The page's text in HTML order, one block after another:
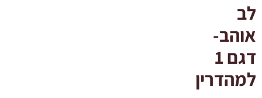
לב
אוהב-
דגם 1
למהדרין